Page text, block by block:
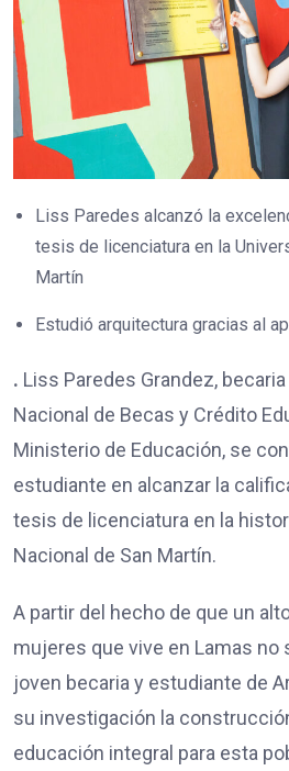
Liss Paredes alcanzó la
tesis de licenciatura en la
Martín
Estudió arquitectura gracias al
. Liss Paredes Grandez,
Nacional de Becas y Crédito
Ministerio de Educación, se
estudiante en alcanzar la
tesis de licenciatura en la
Nacional de San Martín.
A partir del hecho de que un
mujeres que vive en Lamas no
joven becaria y estudiante de
su investigación la
educación integral para esta